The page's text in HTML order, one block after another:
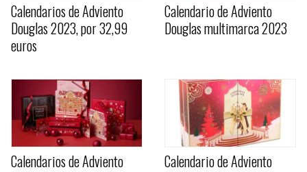
Calendarios de Adviento
Douglas 2023, por 32,99
euros
Calendario de Adviento
Douglas multimarca 2023
Calendarios de Adviento
Calendario de Adviento